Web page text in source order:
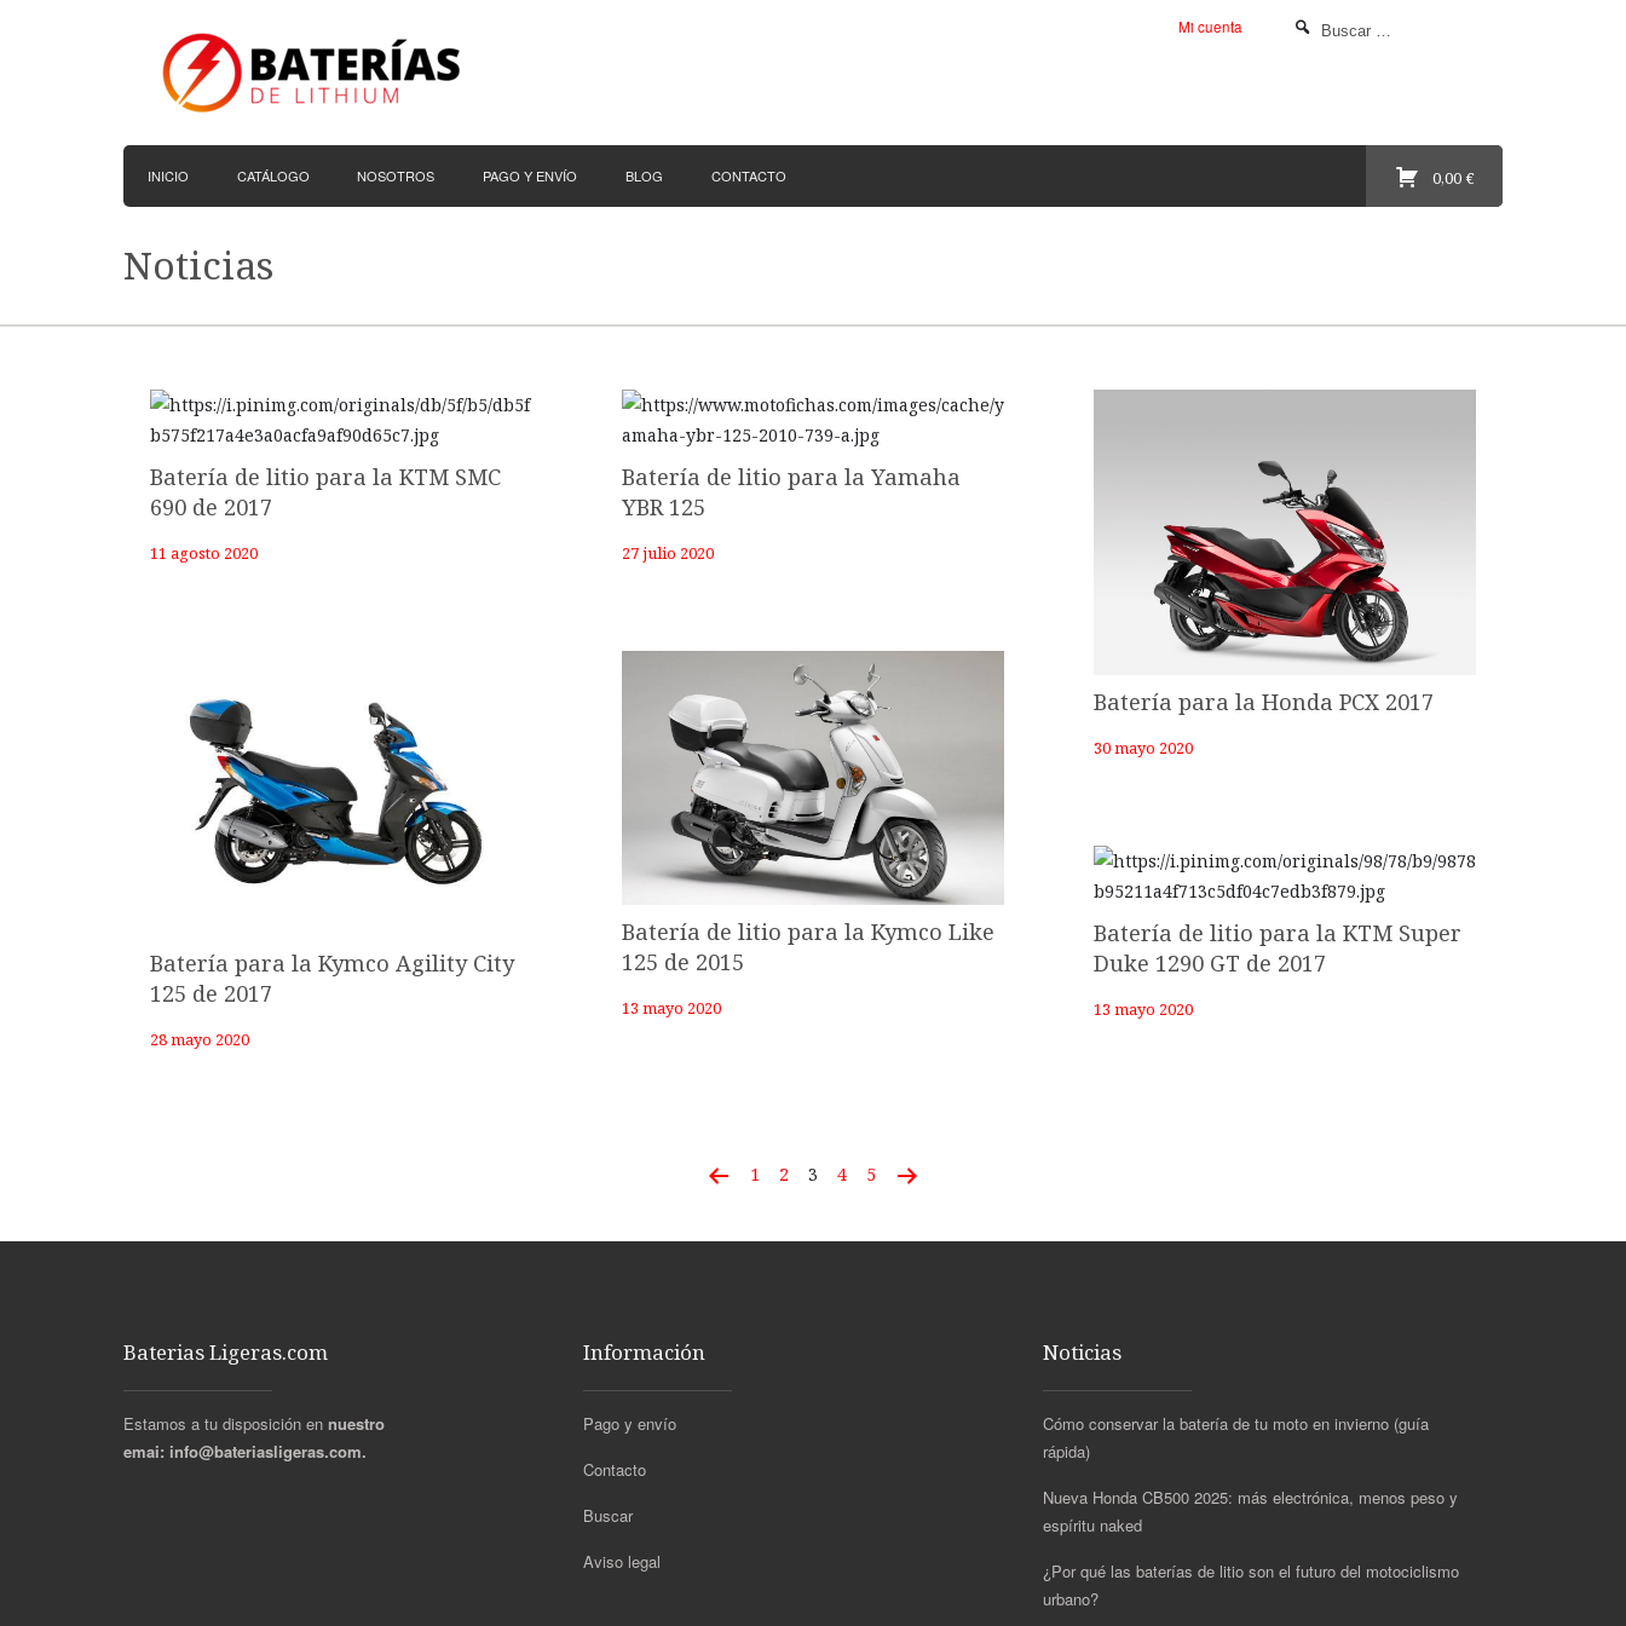
Mi cuenta
INICIO CATÁLOGO NOSOTROS PAGO Y ENVÍO BLOG CONTACTO 0,00 €
Noticias
Batería de litio para la KTM SMC
690 de 2017
11 agosto 2020
Batería de litio para la Yamaha
YBR 125
27 julio 2020
Batería para la Honda PCX 2017
30 mayo 2020
Batería para la Kymco Agility City
125 de 2017
28 mayo 2020
Batería de litio para la Kymco Like
125 de 2015
13 mayo 2020
Batería de litio para la KTM Super
Duke 1290 GT de 2017
13 mayo 2020
1 2 3 4 5
Baterias Ligeras.com
Estamos a tu disposición en nuestro
emai: info@bateriasligeras.com.
Información
Pago y envío
Contacto
Buscar
Aviso legal
Noticias
Cómo conservar la batería de tu moto en invierno (guía
rápida)
Nueva Honda CB500 2025: más electrónica, menos peso y
espíritu naked
¿Por qué las baterías de litio son el futuro del motociclismo
urbano?